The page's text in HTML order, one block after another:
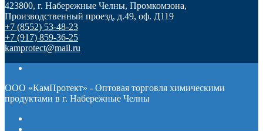
423800, г. Набережные Челны, Промкомзона,
Производственный проезд, д.49, оф. Д119
+7 (8552) 53-48-23
+7 (917) 859-36-25
kamprotect@mail.ru
ООО «КамПротект» - Оптовая торговля химическими
продуктами в г. Набережные Челны